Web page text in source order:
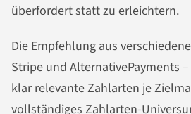
überfordert statt zu erleichtern.
Die Empfehlung aus
Stripe und AlternativePayments
klar relevante Zahlarten je
vollständiges Zahlarten-